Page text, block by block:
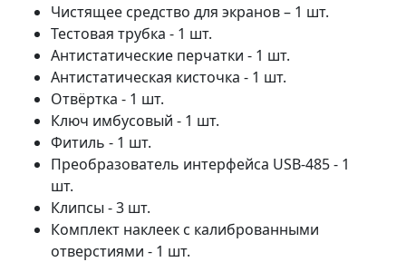
Чистящее средство для экранов – 1 шт.
Тестовая трубка - 1 шт.
Антистатические перчатки - 1 шт.
Антистатическая кисточка - 1 шт.
Отвёртка - 1 шт.
Ключ имбусовый - 1 шт.
Фитиль - 1 шт.
Преобразователь интерфейса USB-485 - 1
шт.
Клипсы - 3 шт.
Комплект наклеек с калиброванными
отверстиями - 1 шт.